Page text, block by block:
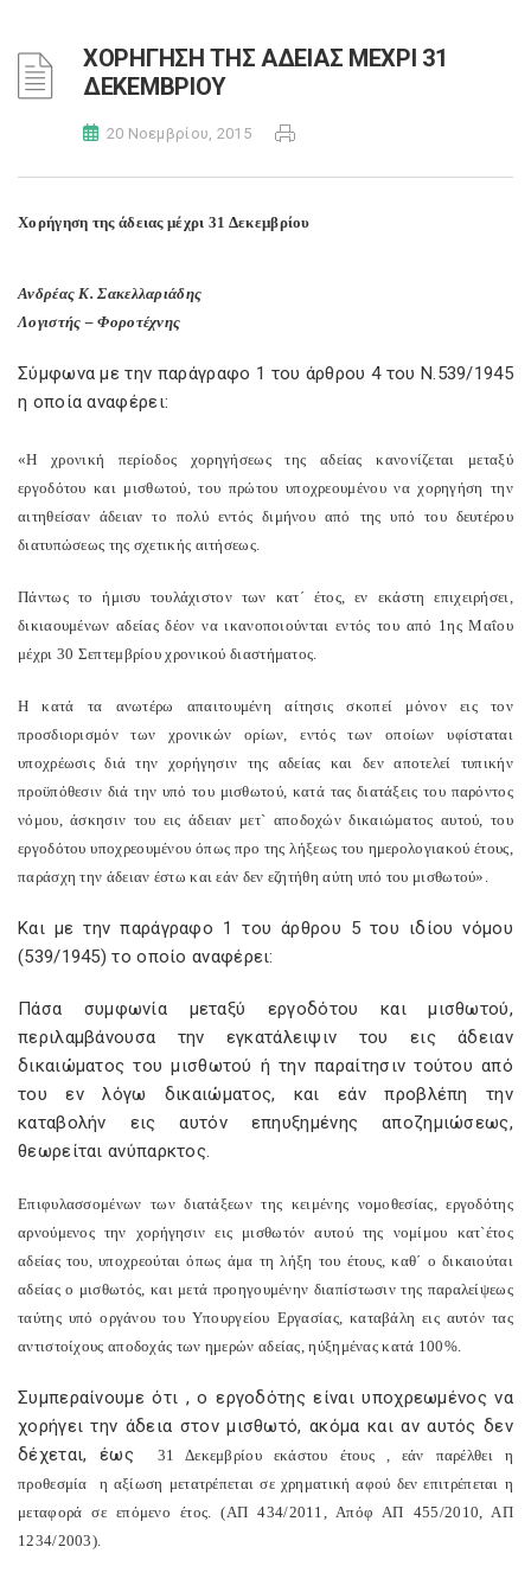
ΧΟΡΗΓΗΣΗ ΤΗΣ ΑΔΕΙΑΣ ΜΕΧΡΙ 31
ΔΕΚΕΜΒΡΙΟΥ
20 Νοεμβρίου, 2015
Χορήγηση της άδειας μέχρι 31 Δεκεμβρίου
Ανδρέας Κ. Σακελλαριάδης
Λογιστής – Φοροτέχνης
Σύμφωνα με την παράγραφο 1 του άρθρου 4 του Ν.539/1945
η οποία αναφέρει:
«Η χρονική περίοδος χορηγήσεως της αδείας κανονίζεται μεταξύ
εργοδότου και μισθωτού, του πρώτου υποχρεουμένου να χορηγήση την
αιτηθείσαν άδειαν το πολύ εντός διμήνου από της υπό του δευτέρου
διατυπώσεως της σχετικής αιτήσεως.
Πάντως το ήμισυ τουλάχιστον των κατ΄ έτος, εν εκάστη επιχειρήσει,
δικιαουμένων αδείας δέον να ικανοποιούνται εντός του από 1ης Μαΐου
μέχρι 30 Σεπτεμβρίου χρονικού διαστήματος.
Η κατά τα ανωτέρω απαιτουμένη αίτησις σκοπεί μόνον εις τον
προσδιορισμόν των χρονικών ορίων, εντός των οποίων υφίσταται
υποχρέωσις διά την χορήγησιν της αδείας και δεν αποτελεί τυπικήν
προϋπόθεσιν διά την υπό του μισθωτού, κατά τας διατάξεις του παρόντος
νόμου, άσκησιν του εις άδειαν μετ` αποδοχών δικαιώματος αυτού, του
εργοδότου υποχρεουμένου όπως προ της λήξεως του ημερολογιακού έτους,
παράσχη την άδειαν έστω και εάν δεν εζητήθη αύτη υπό του μισθωτού».
Και με την παράγραφο 1 του άρθρου 5 του ιδίου νόμου
(539/1945) το οποίο αναφέρει:
Πάσα συμφωνία μεταξύ εργοδότου και μισθωτού,
περιλαμβάνουσα την εγκατάλειψιν του εις άδειαν
δικαιώματος του μισθωτού ή την παραίτησιν τούτου από
του εν λόγω δικαιώματος, και εάν προβλέπη την
καταβολήν εις αυτόν επηυξημένης αποζημιώσεως,
θεωρείται ανύπαρκτος.
Επιφυλασσομένων των διατάξεων της κειμένης νομοθεσίας, εργοδότης
αρνούμενος την χορήγησιν εις μισθωτόν αυτού της νομίμου κατ`έτος
αδείας του, υποχρεούται όπως άμα τη λήξη του έτους, καθ΄ ο δικαιούται
αδείας ο μισθωτός, και μετά προηγουμένην διαπίστωσιν της παραλείψεως
ταύτης υπό οργάνου του Υπουργείου Εργασίας, καταβάλη εις αυτόν τας
αντιστοίχους αποδοχάς των ημερών αδείας, ηύξημένας κατά 100%.
Συμπεραίνουμε ότι , ο εργοδότης είναι υποχρεωμένος να
χορήγει την άδεια στον μισθωτό, ακόμα και αν αυτός δεν
δέχεται, έως
31 Δεκεμβρίου εκάστου έτους , εάν παρέλθει η
προθεσμία
η αξίωση μετατρέπεται σε χρηματική αφού δεν επιτρέπεται η
μεταφορά σε επόμενο έτος. (ΑΠ 434/2011, Απόφ ΑΠ 455/2010, ΑΠ
1234/2003).